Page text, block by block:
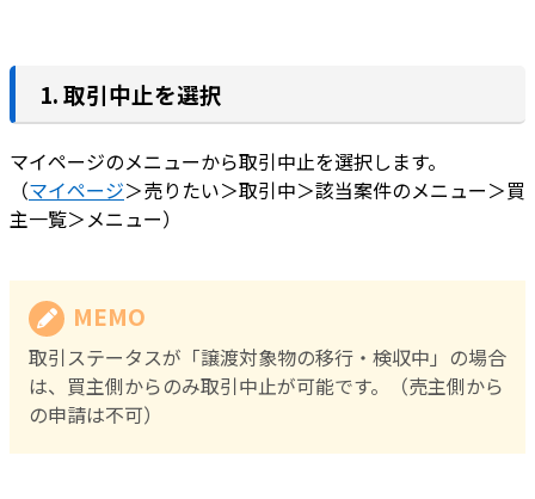
1. 取引中止を選択
マイページのメニューから取引中止を選択します。
（マイページ＞売りたい＞取引中＞該当案件のメニュー＞買
主一覧＞メニュー）
MEMO
取引ステータスが「譲渡対象物の移行・検収中」の場合
は、買主側からのみ取引中止が可能です。（売主側から
の申請は不可）